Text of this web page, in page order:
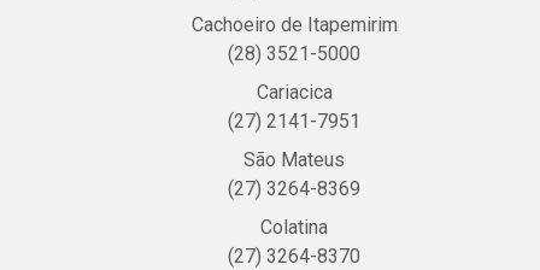
Cachoeiro de Itapemirim
(28) 3521-5000
Cariacica
(27) 2141-7951
São Mateus
(27) 3264-8369
Colatina
(27) 3264-8370